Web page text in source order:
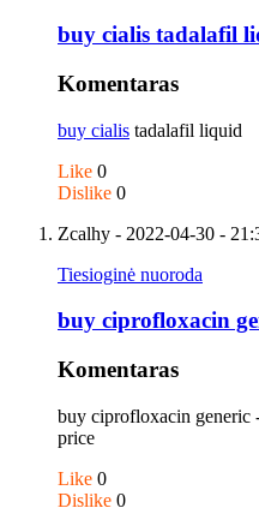
buy cialis tadalafil
Komentaras
buy cialis tadalafil liquid
Like 0
Dislike 0
Zcalhy - 2022-04-30 -
Tiesioginė nuoroda
buy ciprofloxacin
Komentaras
buy ciprofloxacin generic
price
Like 0
Dislike 0